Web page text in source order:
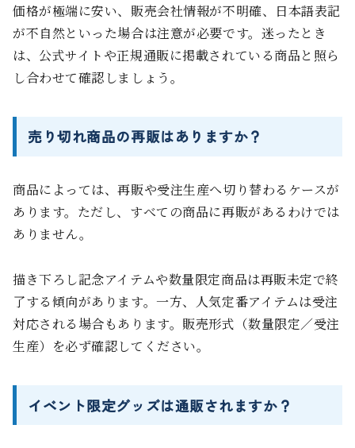
価格が極端に安い、販売会社情報が不明確、日本語表記
が不自然といった場合は注意が必要です。迷ったとき
は、公式サイトや正規通販に掲載されている商品と照ら
し合わせて確認しましょう。
売り切れ商品の再販はありますか？
商品によっては、再販や受注生産へ切り替わるケースが
あります。ただし、すべての商品に再販があるわけでは
ありません。
描き下ろし記念アイテムや数量限定商品は再販未定で終
了する傾向があります。一方、人気定番アイテムは受注
対応される場合もあります。販売形式（数量限定／受注
生産）を必ず確認してください。
イベント限定グッズは通販されますか？